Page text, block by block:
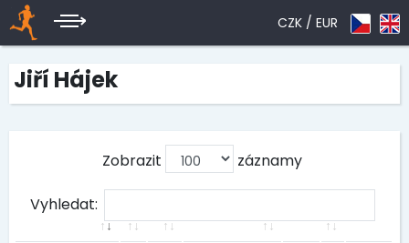
CZK / EUR
Jiří Hájek
Zobrazit záznamy
Vyhledat: